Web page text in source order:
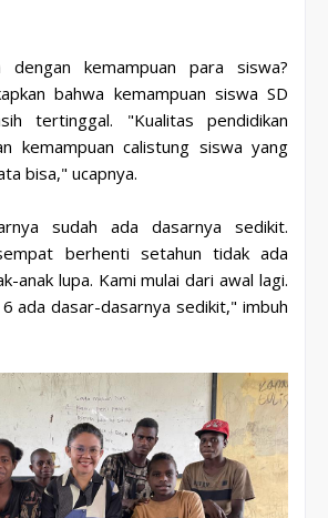
dengan kemampuan para siswa?
bahwa kemampuan siswa SD
tertinggal. "Kualitas pendidikan
kemampuan calistung siswa yang
bisa," ucapnya.
sudah ada dasarnya sedikit.
berhenti setahun tidak ada
anak lupa. Kami mulai dari awal lagi.
ada dasar-dasarnya sedikit," imbuh